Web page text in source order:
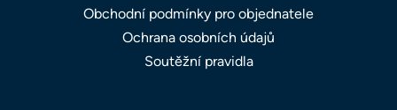
Obchodní podmínky pro objednatele
Ochrana osobních údajů
Soutěžní pravidla